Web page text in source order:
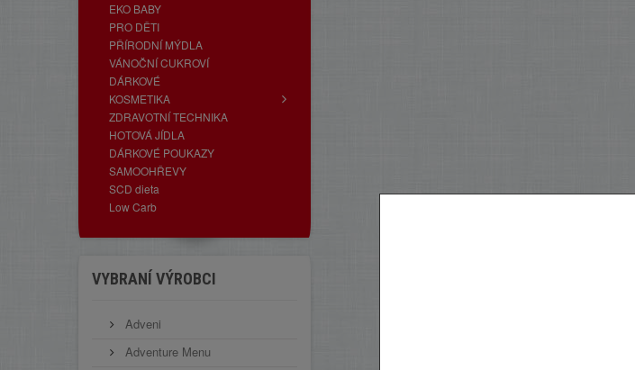
EKO BABY
PRO DĚTI
PŘÍRODNÍ MÝDLA
VÁNOČNÍ CUKROVÍ
DÁRKOVÉ
KOSMETIKA
ZDRAVOTNÍ TECHNIKA
HOTOVÁ JÍDLA
DÁRKOVÉ POUKAZY
SAMOOHŘEVY
SCD dieta
Low Carb
VYBRANÍ VÝROBCI
Adveni
Adventure Menu